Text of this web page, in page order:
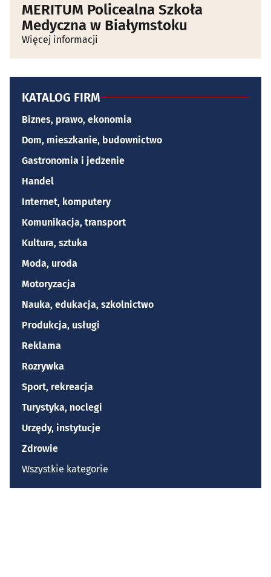
MERITUM Policealna Szkoła
Medyczna w Białymstoku
Więcej informacji
KATALOG FIRM
Biznes, prawo, ekonomia
Dom, mieszkanie, budownictwo
Gastronomia i jedzenie
Handel
Internet, komputery
Komunikacja, transport
Kultura, sztuka
Moda, uroda
Motoryzacja
Nauka, edukacja, szkolnictwo
Produkcja, usługi
Reklama
Rozrywka
Sport, rekreacja
Turystyka, noclegi
Urzędy, instytucje
Zdrowie
Wszystkie kategorie